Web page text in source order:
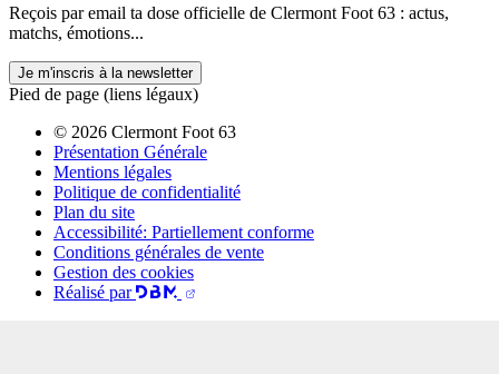
Reçois par email ta dose officielle de Clermont Foot 63 : actus,
matchs, émotions...
Je m'inscris à la newsletter
Pied de page (liens légaux)
© 2026 Clermont Foot 63
Présentation Générale
Mentions légales
Politique de confidentialité
Plan du site
Accessibilité: Partiellement conforme
Conditions générales de vente
Gestion des cookies
Réalisé par